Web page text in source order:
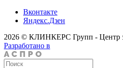
Вконтакте
Яндекс.Дзен
2026 © КЛИНКЕРС Групп - Центр
Разработано в